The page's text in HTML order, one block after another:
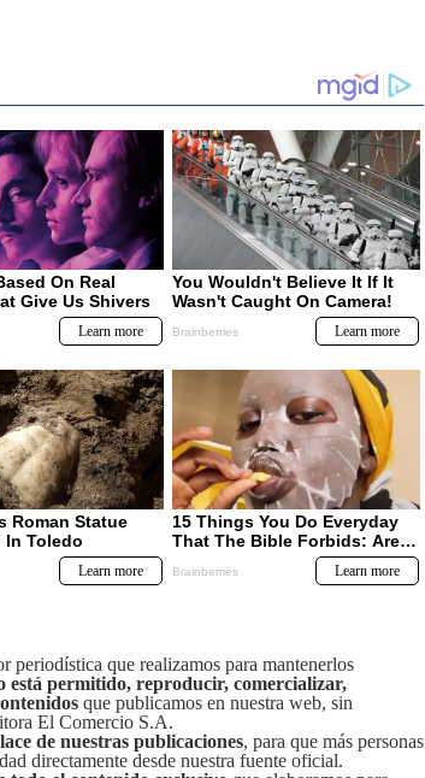
periodística que realizamos para mantenerlos
está permitido, reproducir, comercializar,
que publicamos en nuestra web, sin
El Comercio S.A.
de nuestras publicaciones, para que más personas
directamente desde nuestra fuente oficial.